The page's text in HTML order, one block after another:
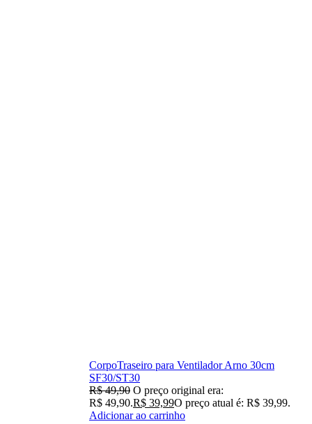
CorpoTraseiro para Ventilador Arno 30cm
SF30/ST30
R$49,90 O preço original era:
R$ 49,90.R$ 39,99O preço atual é: R$ 39,99.
Adicionar ao carrinho